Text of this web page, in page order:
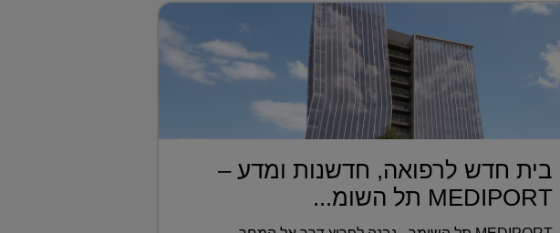
בית חדש לרפואה, חדשנות ומדע –
MEDIPORT תל השומ...